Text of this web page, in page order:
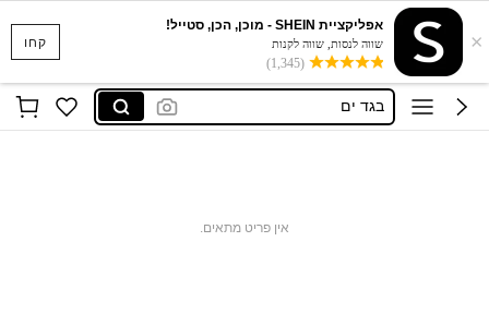
קחו ×
אפליקציית SHEIN - מוכן, הכן, סטייל!
שווה לנסות, שווה לקנות
(1,345)
סקוישים
anewsta שמלות
בגד ים
אין פריט מתאים.